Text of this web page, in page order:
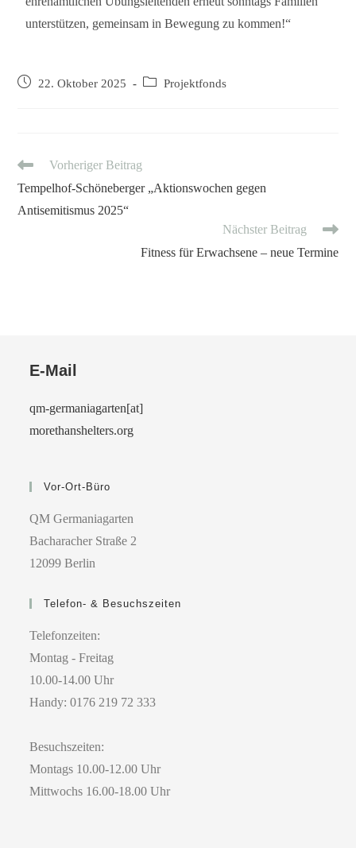
unterstützen, gemeinsam in Bewegung zu kommen!“
22. Oktober 2025 Projektfonds
Vorheriger Beitrag
Tempelhof-Schöneberger „Aktionswochen gegen
Antisemitismus 2025“
Nächster Beitrag
Fitness für Erwachsene – neue Termine
E-Mail
qm-germaniagarten[at]
morethanshelters.org
Vor-Ort-Büro
QM Germaniagarten
Bacharacher Straße 2
12099 Berlin
Telefon- & Besuchszeiten
Telefonzeiten:
Montag - Freitag
10.00-14.00 Uhr
Handy: 0176 219 72 333
Besuchszeiten:
Montags 10.00-12.00 Uhr
Mittwochs 16.00-18.00 Uhr